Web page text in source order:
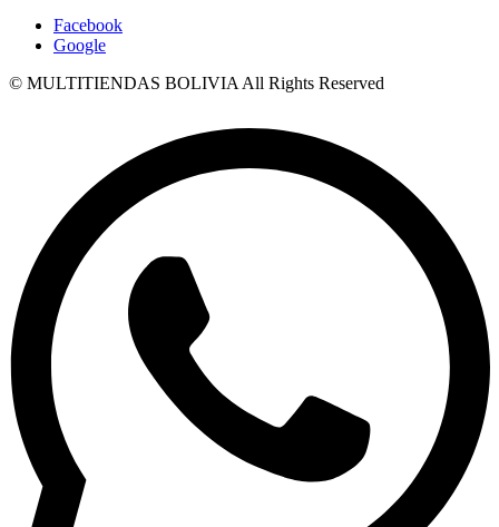
Facebook
Google
© MULTITIENDAS BOLIVIA All Rights Reserved